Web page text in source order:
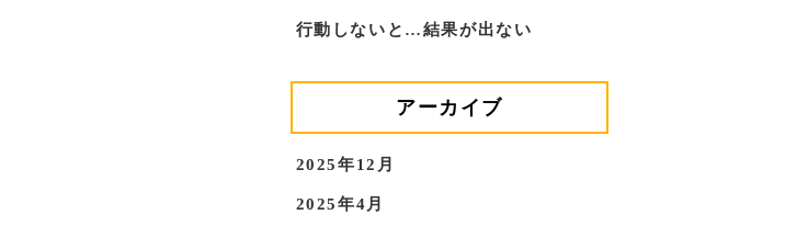
行動しないと…結果が出ない
アーカイブ
2025年12月
2025年4月